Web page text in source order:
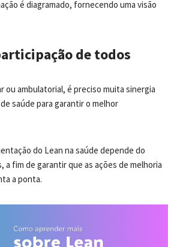
é diagramado, fornecendo uma visão
de todos
ou ambulatorial, é preciso muita sinergia
saúde para garantir o melhor
do Lean na saúde depende do
a fim de garantir que as ações de melhoria
a ponta.